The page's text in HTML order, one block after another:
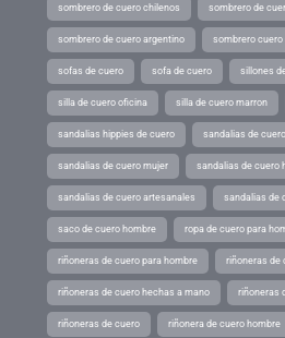
sombrero de cuero chilenos sombrero de
sombrero de cuero argentino sombrero cuero
sofas de cuero sofa de cuero sillones
silla de cuero oficina silla de cuero marron
sandalias hippies de cuero sandalias de
sandalias de cuero mujer sandalias de cuero
sandalias de cuero artesanales sandalias de
saco de cuero hombre ropa de cuero para
riñoneras de cuero para hombre riñoneras de
riñoneras de cuero hechas a mano riñoneras
riñoneras de cuero riñonera de cuero hombre